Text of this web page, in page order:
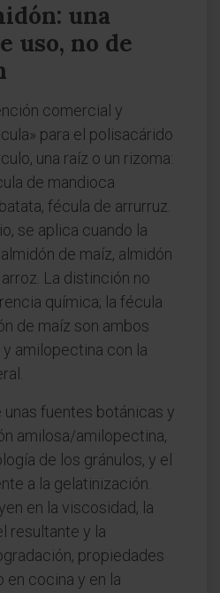
una
uso, no de
comercial y
para el polisacárido
una raíz o un rizoma:
de mandioca
fécula de arrurruz.
se aplica cuando la
de maíz, almidón
La distinción no
química; la fécula
de maíz son ambos
amilopectina con la
unas fuentes botánicas y
amilosa/amilopectina,
de los gránulos, y el
a la gelatinización.
en la viscosidad, la
resultante y la
propiedades
en cocina y en la